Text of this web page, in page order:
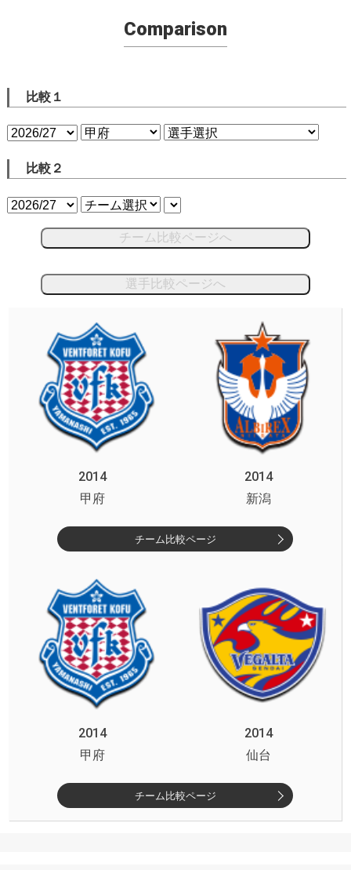
Comparison
比較１
比較２
チーム比較ページへ
選手比較ページへ
2014
2014
甲府
新潟
チーム比較ページ
2014
2014
甲府
仙台
チーム比較ページ